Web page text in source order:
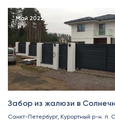
Май 2022
Забор из жалюзи в
Санкт-Петербург, Курортный р-н. п.